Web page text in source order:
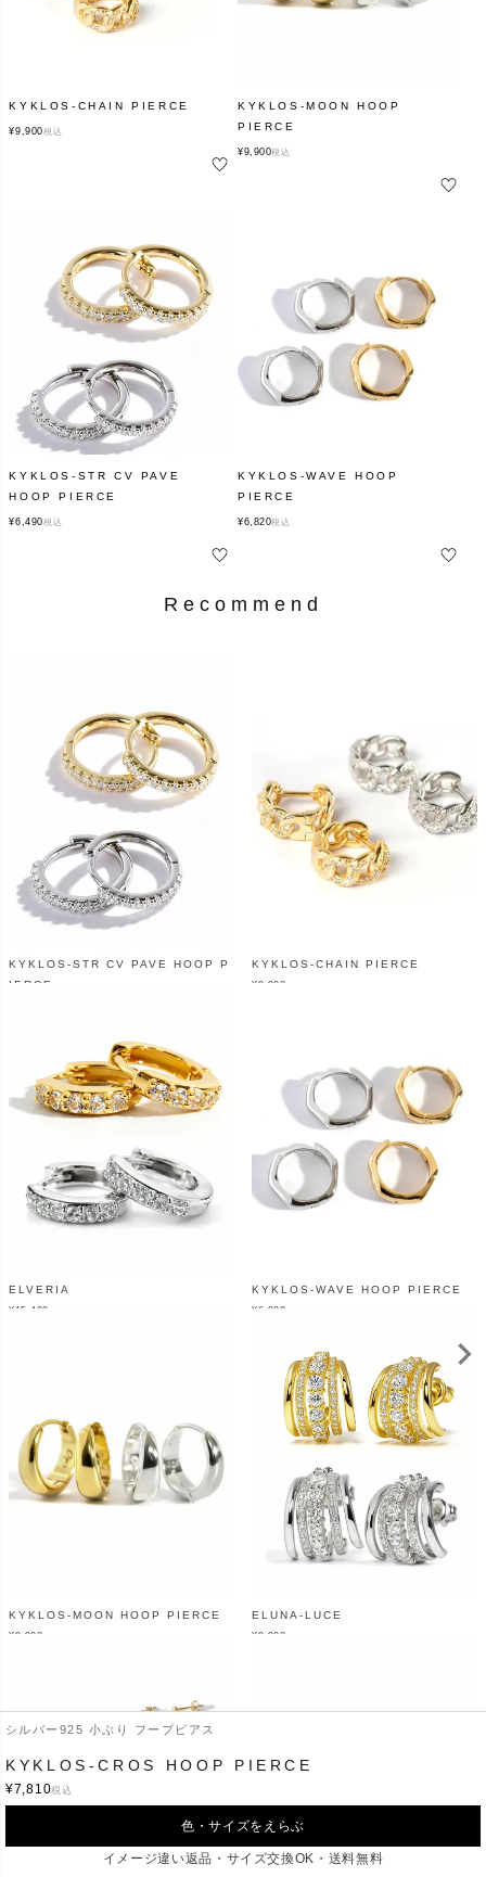
シルバー925 小ぶり フープピアス
KYKLOS-CROS HOOP PIERCE
¥7,810税込
色・サイズをえらぶ
イメージ違い返品・サイズ交換OK・送料無料
KYKLOS-CHAIN PIERCE
¥9,900税込
KYKLOS-MOON HOOP
PIERCE
¥9,900税込
KYKLOS-STR CV PAVE
HOOP PIERCE
¥6,490税込
KYKLOS-WAVE HOOP
PIERCE
¥6,820税込
Recommend
KYKLOS-STR CV PAVE HOOP P
IERCE
KYKLOS-CHAIN PIERCE
¥9,900
ELVERIA
¥ 15,400
KYKLOS-WAVE HOOP PIERCE
¥6,820
KYKLOS-MOON HOOP PIERCE
¥9,900
ELUNA-LUCE
¥9,900